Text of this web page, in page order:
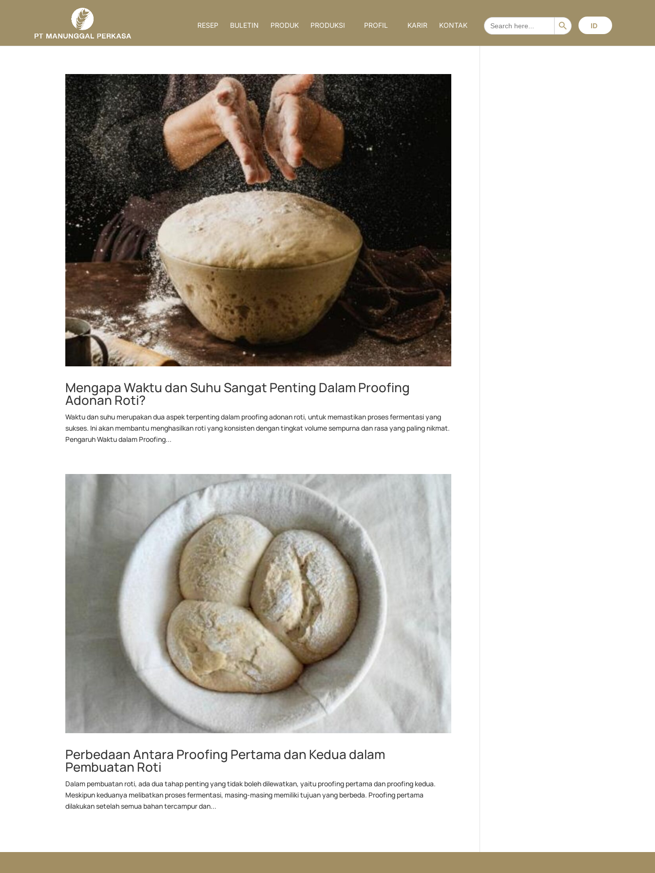
RESEP BULETIN PRODUK PRODUKSI PROFIL KARIR KONTAK
SEARCH
FOR:
Search Button
ID
Mengapa Waktu dan Suhu Sangat Penting Dalam Proofing
Adonan Roti?
Waktu dan suhu merupakan dua aspek terpenting dalam proofing adonan roti, untuk memastikan proses fermentasi yang
sukses. Ini akan membantu menghasilkan roti yang konsisten dengan tingkat volume sempurna dan rasa yang paling nikmat.
Pengaruh Waktu dalam Proofing...
Perbedaan Antara Proofing Pertama dan Kedua dalam
Pembuatan Roti
Dalam pembuatan roti, ada dua tahap penting yang tidak boleh dilewatkan, yaitu proofing pertama dan proofing kedua.
Meskipun keduanya melibatkan proses fermentasi, masing-masing memiliki tujuan yang berbeda. Proofing pertama
dilakukan setelah semua bahan tercampur dan...